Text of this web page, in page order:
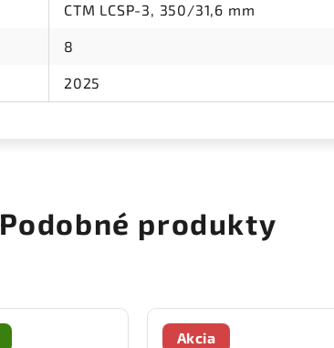
CTM LCSP-3, 350/31,6 mm
8
2025
Podobné produkty
Akcia